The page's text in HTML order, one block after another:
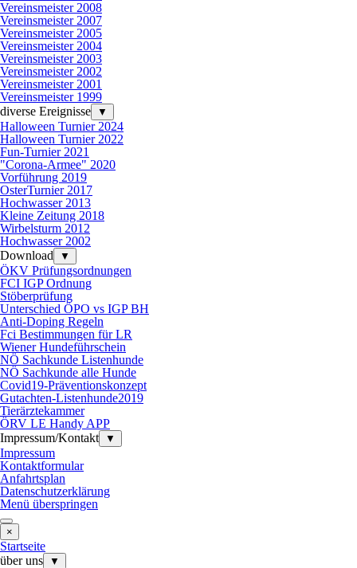
Vereinsmeister 2008
Vereinsmeister 2007
Vereinsmeister 2005
Vereinsmeister 2004
Vereinsmeister 2003
Vereinsmeister 2002
Vereinsmeister 2001
Vereinsmeister 1999
diverse Ereignisse
▼
Halloween Turnier 2024
Halloween Turnier 2022
Fun-Turnier 2021
"Corona-Armee" 2020
Vorführung 2019
OsterTurnier 2017
Hochwasser 2013
Kleine Zeitung 2018
Wirbelsturm 2012
Hochwasser 2002
Download
▼
ÖKV Prüfungsordnungen
FCI IGP Ordnung
Stöberprüfung
Unterschied ÖPO vs IGP BH
Anti-Doping Regeln
Fci Bestimmungen für LR
Wiener Hundeführschein
NÖ Sachkunde Listenhunde
NÖ Sachkunde alle Hunde
Covid19-Präventionskonzept
Gutachten-Listenhunde2019
Tierärztekammer
ÖRV LE Handy APP
Impressum/Kontakt
▼
Impressum
Kontaktformular
Anfahrtsplan
Datenschutzerklärung
Menü überspringen
×
Startseite
über uns
▼